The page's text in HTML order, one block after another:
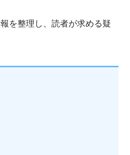
を整理し、読者が求める疑